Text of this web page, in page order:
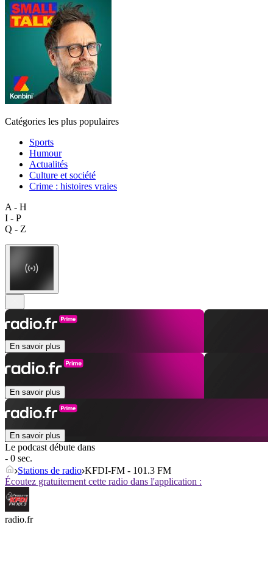
Catégories les plus populaires
Sports
Humour
Actualités
Culture et société
Crime : histoires vraies
A - H
I - P
Q - Z
En savoir plus
En savoir plus
En savoir plus
Le podcast débute dans
- 0 sec.
Stations de radio KFDI-FM - 101.3 FM
Écoutez gratuitement cette radio dans l'application :
radio.fr